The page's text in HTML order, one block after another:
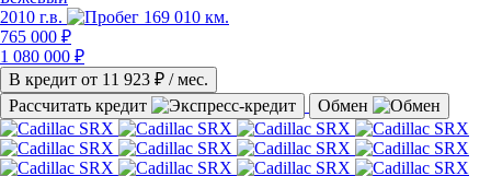
2010 г.в.
169 010 км.
765 000 ₽
1 080 000 ₽
В кредит от 11 923 ₽ / мес.
Рассчитать кредит
Обмен